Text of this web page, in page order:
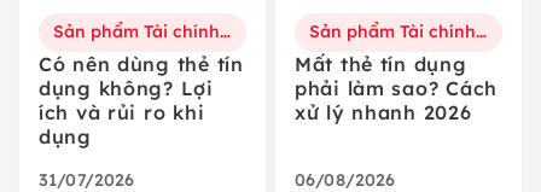
Sản phẩm Tài chính số
Có nên dùng thẻ tín
dụng không? Lợi
ích và rủi ro khi
dụng
31/07/2026
Sản phẩm Tài chính số
Mất thẻ tín dụng
phải làm sao? Cách
xử lý nhanh 2026
06/08/2026